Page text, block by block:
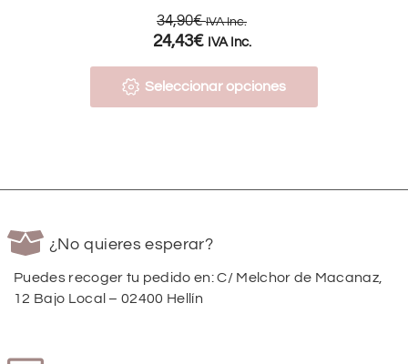
34,90€ IVA Inc.
24,43€ IVA Inc.
Seleccionar opciones
¿No quieres esperar?
Puedes recoger tu pedido en: C/ Melchor de Macanaz,
12 Bajo Local – 02400 Hellín